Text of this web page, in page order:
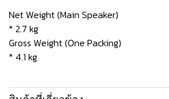
Net Weight (Main Speaker)
* 2.7 kg
Gross Weight (One Packing)
* 4.1 kg